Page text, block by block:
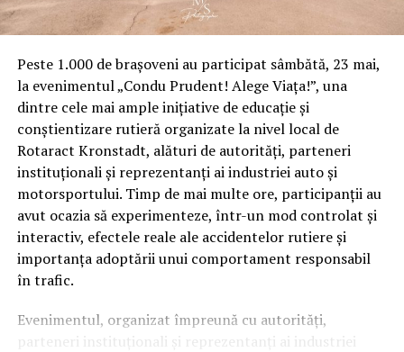
Peste 1.000 de brașoveni au participat sâmbătă, 23 mai,
la evenimentul „Condu Prudent! Alege Viața!”, una
dintre cele mai ample inițiative de educație și
conștientizare rutieră organizate la nivel local de
Rotaract Kronstadt, alături de autorități, parteneri
instituționali și reprezentanți ai industriei auto și
motorsportului. Timp de mai multe ore, participanții au
avut ocazia să experimenteze, într-un mod controlat și
interactiv, efectele reale ale accidentelor rutiere și
importanța adoptării unui comportament responsabil
în trafic.
Evenimentul, organizat împreună cu autorități,
parteneri instituționali și reprezentanți ai industriei